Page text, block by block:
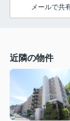
メールで共
近隣の物件